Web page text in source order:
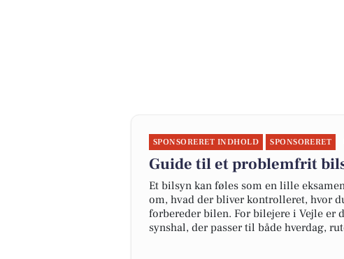
SPONSORERET INDHOLD SPONSORERET
Guide til et problemfrit
Et bilsyn kan føles som en lille
om, hvad der bliver kontrolleret, hvor
forbereder bilen. For bilejere i Vejle er
synshal, der passer til både hverdag,